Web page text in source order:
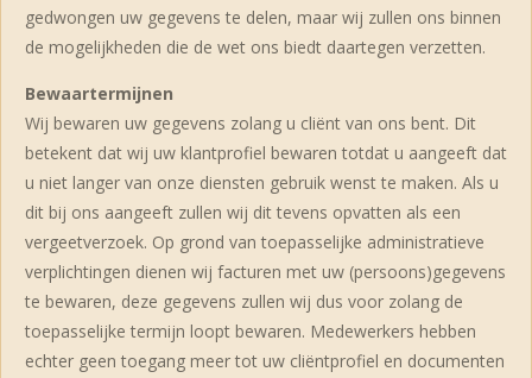
gedwongen uw gegevens te delen, maar wij zullen ons binnen
de mogelijkheden die de wet ons biedt daartegen verzetten.
Bewaartermijnen
Wij bewaren uw gegevens zolang u cliënt van ons bent. Dit
betekent dat wij uw klantprofiel bewaren totdat u aangeeft dat
u niet langer van onze diensten gebruik wenst te maken. Als u
dit bij ons aangeeft zullen wij dit tevens opvatten als een
vergeetverzoek. Op grond van toepasselijke administratieve
verplichtingen dienen wij facturen met uw (persoons)gegevens
te bewaren, deze gegevens zullen wij dus voor zolang de
toepasselijke termijn loopt bewaren. Medewerkers hebben
echter geen toegang meer tot uw cliëntprofiel en documenten